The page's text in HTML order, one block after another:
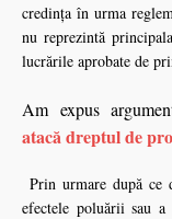
credinţa în urma
nu reprezintă
lucrările aprobate de
Am expus
atacă dreptul de
Prin urmare după
efectele poluării sau